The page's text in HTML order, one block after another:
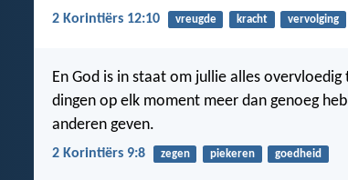
2 Korintiërs 12:10 vreugde kracht vervolging
En God is in staat om jullie alles
dingen op elk moment meer dan genoeg
anderen geven.
2 Korintiërs 9:8 zegen piekeren goedheid